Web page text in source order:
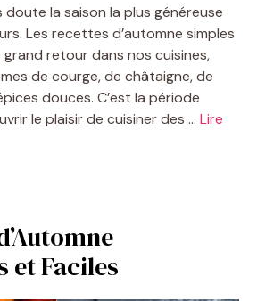
doute la saison la plus généreuse
Les recettes d’automne simples
retour dans nos cuisines,
de courge, de châtaigne, de
douces. C’est la période
le plaisir de cuisiner des … Lire
et Faciles